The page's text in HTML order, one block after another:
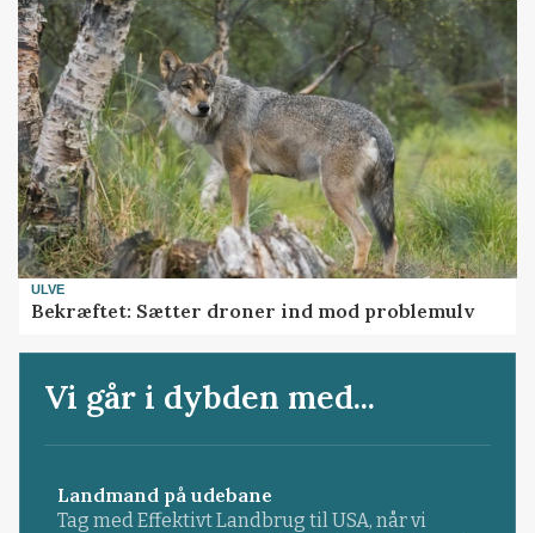
ULVE
Bekræftet: Sætter droner ind mod problemulv
Vi går i dybden med...
Landmand på udebane
Tag med Effektivt Landbrug til USA, når vi